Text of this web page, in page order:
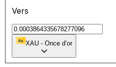
Vers
XAU - Once d’or